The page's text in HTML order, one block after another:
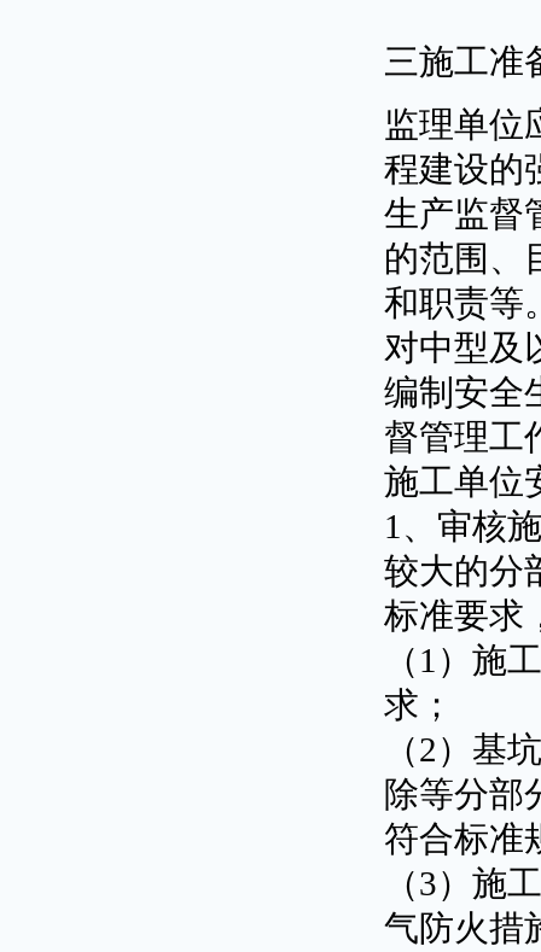
三施工准
监理单位
程建设的
生产监督
的范围、
和职责等
对中型及
编制安全
督管理工
施工单位
1、审核
较大的分
标准要求
（1）施
求；
（2）基
除等分部
符合标准
（3）施
气防火措